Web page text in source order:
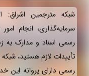
شبکه مترجمین
سرمایه‌گذاری، انجام
رسمی اسناد و مدارک به
تأییدات لازم هستید،
رسمی دارای پروانه این